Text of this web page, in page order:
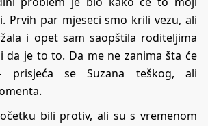
Prvih par mjeseci smo krili vezu, ali
i opet sam saopštila roditeljima
da je to to. Da me ne zanima šta će
se Suzana teškog, ali
bili protiv, ali su s vremenom